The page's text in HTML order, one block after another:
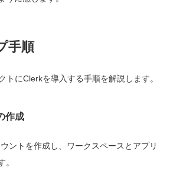
手順
トにClerkを導入する手順を解説します。
作成
ントを作成し、ワークスペースとアプリ
。